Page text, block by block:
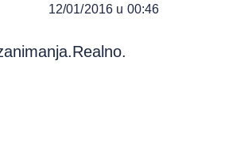
12/01/2016 u 00:46